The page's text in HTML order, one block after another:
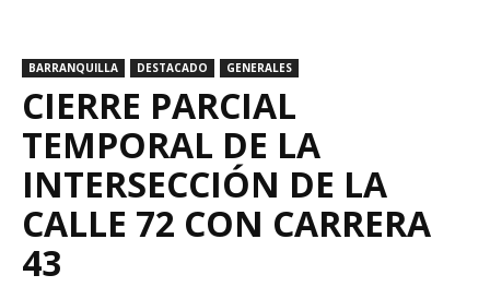
BARRANQUILLA DESTACADO GENERALES
CIERRE PARCIAL
TEMPORAL DE LA
INTERSECCIÓN DE LA
CALLE 72 CON CARRERA
43